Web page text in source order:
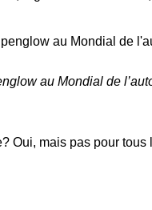
au Mondial de
Oui, mais pas pour